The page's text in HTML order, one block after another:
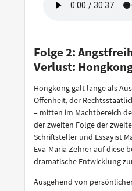
Folge 2:
Verlust:
Hongkong galt lange als
Offenheit, der
– mitten im Machtbereich
der zweiten Folge der
Schriftsteller und Essayist
Eva-Maria Zehrer auf diese
dramatische Entwicklung
Ausgehend von